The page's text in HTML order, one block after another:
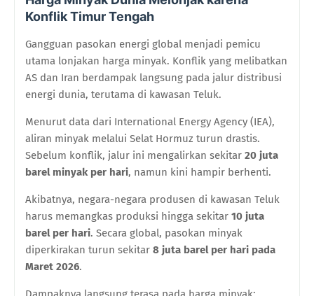
Konflik Timur Tengah
Gangguan pasokan energi global menjadi pemicu
utama lonjakan harga minyak. Konflik yang melibatkan
AS dan Iran berdampak langsung pada jalur distribusi
energi dunia, terutama di kawasan Teluk.
Menurut data dari International Energy Agency (IEA),
aliran minyak melalui Selat Hormuz turun drastis.
Sebelum konflik, jalur ini mengalirkan sekitar 20 juta
barel minyak per hari, namun kini hampir berhenti.
Akibatnya, negara-negara produsen di kawasan Teluk
harus memangkas produksi hingga sekitar 10 juta
barel per hari. Secara global, pasokan minyak
diperkirakan turun sekitar 8 juta barel per hari pada
Maret 2026.